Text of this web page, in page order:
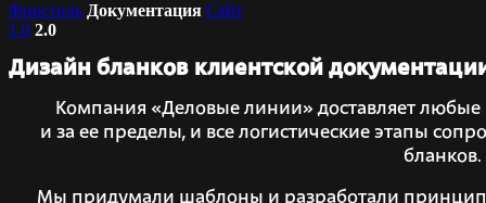
Фирстиль Документация Сайт
1.0 2.0
Дизайн бланков клиентской
Компания «Деловые линии» доставляет
и за ее пределы, и все логистические этапы
бланков.
Мы придумали шаблоны и разработали